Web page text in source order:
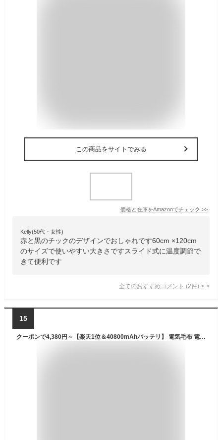
この商品をサイトでみる
価格と在庫をAmazonでチェック >>
Kelly(50代・女性)
赤と黒のチックのデザインでおしゃれです60cm ×120cm
のサイズで使いやすい大きさですスライド式に温度調節で
きて便利です
全てのおすすめコメント (2件) >
15
クーポンで4,380円～【楽天1位＆40800mAhバッテリ】 電気毛布 電気ひざ掛け 着る毛布 フランネル裏起毛 USB給電式 電気ブランケット 5WAY オフィス おうち時間 ひざ掛け ヒーターブランケット 120x98cm 3段階温度調節 膝掛け 冷え予防 御歳暮